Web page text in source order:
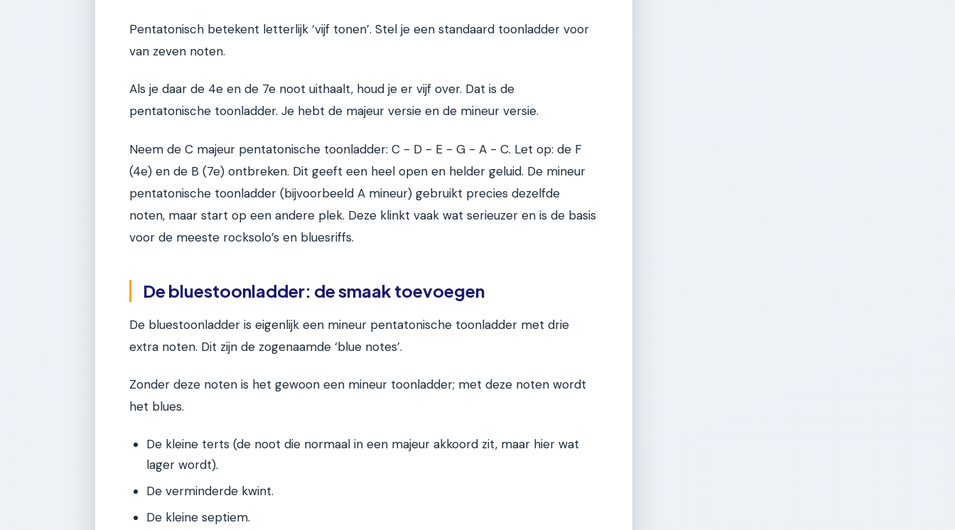
Pentatonisch betekent letterlijk ‘vijf tonen’. Stel je een standaard toonladder voor
van zeven noten.
Als je daar de 4e en de 7e noot uithaalt, houd je er vijf over. Dat is de
pentatonische toonladder. Je hebt de majeur versie en de mineur versie.
Neem de C majeur pentatonische toonladder: C - D - E - G - A - C. Let op: de F
(4e) en de B (7e) ontbreken. Dit geeft een heel open en helder geluid. De mineur
pentatonische toonladder (bijvoorbeeld A mineur) gebruikt precies dezelfde
noten, maar start op een andere plek. Deze klinkt vaak wat serieuzer en is de basis
voor de meeste rocksolo’s en bluesriffs.
De bluestoonladder: de smaak toevoegen
De bluestoonladder is eigenlijk een mineur pentatonische toonladder met drie
extra noten. Dit zijn de zogenaamde ‘blue notes’.
Zonder deze noten is het gewoon een mineur toonladder; met deze noten wordt
het blues.
De kleine terts (de noot die normaal in een majeur akkoord zit, maar hier wat
lager wordt).
De verminderde kwint.
De kleine septiem.